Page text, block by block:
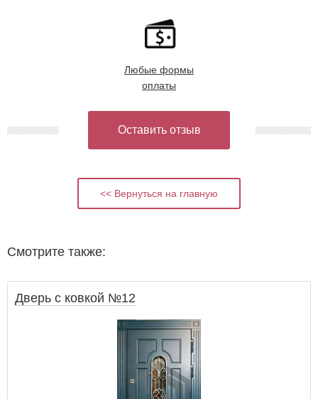
Любые формы
оплаты
Оставить отзыв
<< Вернуться на главную
Смотрите также:
Дверь с ковкой №12